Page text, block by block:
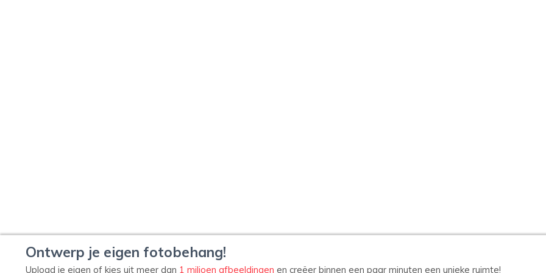
Ontwerp je eigen fotobehang!
Upload je eigen of kies uit meer dan 1 miljoen afbeeldingen en creëer binnen een paar minuten een unieke ruimte!